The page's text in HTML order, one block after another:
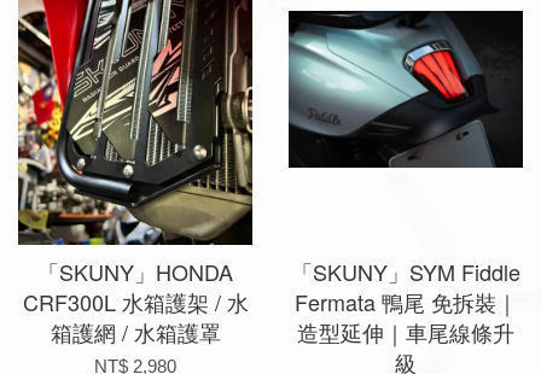
「SKUNY」HONDA
CRF300L 水箱護架 / 水
箱護網 / 水箱護罩
NT$ 2,980
「SKUNY」SYM Fiddle
Fermata 鴨尾 免拆裝｜
造型延伸｜車尾線條升
級